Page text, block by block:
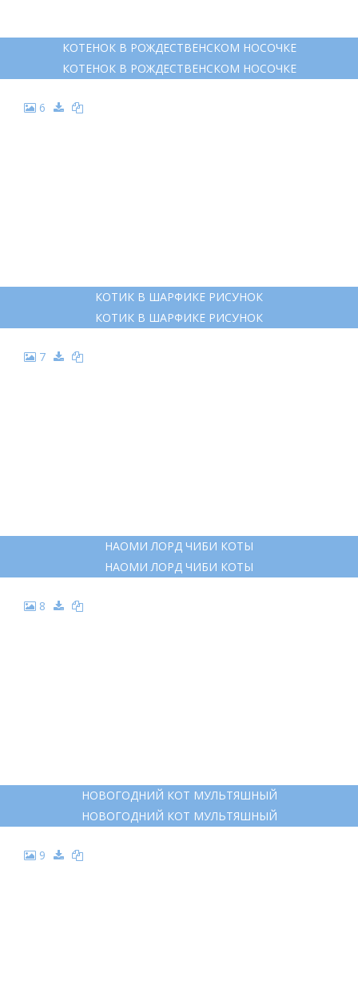
КОТЕНОК В РОЖДЕСТВЕНСКОМ НОСОЧКЕ
КОТЕНОК В РОЖДЕСТВЕНСКОМ НОСОЧКЕ
6
КОТИК В ШАРФИКЕ РИСУНОК
КОТИК В ШАРФИКЕ РИСУНОК
7
НАОМИ ЛОРД ЧИБИ КОТЫ
НАОМИ ЛОРД ЧИБИ КОТЫ
8
НОВОГОДНИЙ КОТ МУЛЬТЯШНЫЙ
НОВОГОДНИЙ КОТ МУЛЬТЯШНЫЙ
9